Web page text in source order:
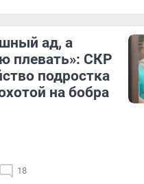
ад, а
плевать»: СКР
подростка
на бобра
18